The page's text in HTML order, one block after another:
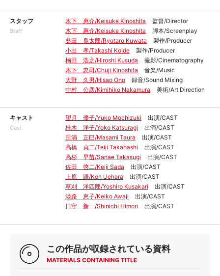
スタッフ
Staff
木下 惠介/Keisuke Kinoshita
監督/Director
木下 惠介/Keisuke Kinoshita
脚本/Screenplay
桑田 良太郎/Ryotaro Kuwata
製作/Producer
小出 孝/Takashi Koide
製作/Producer
楠田 浩之/Hiroshi Kusuda
撮影/Cinematography
木下 忠司/Chuji Kinoshita
音楽/Music
大野 久男/Hisao Ono
録音/Sound Mixing
中村 公彦/Kimihiko Nakamura
美術/Art Direction
キャスト
Cast
望月 優子/Yuko Mochizuki
出演/CAST
桂木 洋子/Yoko Katsuragi
出演/CAST
田浦 正巳/Masami Taura
出演/CAST
高橋 貞二/Teiji Takahashi
出演/CAST
高杉 早苗/Sanae Takasugi
出演/CAST
佐田 啓二/Keiji Sada
出演/CAST
上原 謙/Ken Uehara
出演/CAST
草刈 洋四郎/Yoshiro Kusakari
出演/CAST
淡路 恵子/Keiko Awaji
出演/CAST
日守 新一/Shinichi Himori
出演/CAST
この作品が収録されている資料
MATERIALS CONTAINING TITLE